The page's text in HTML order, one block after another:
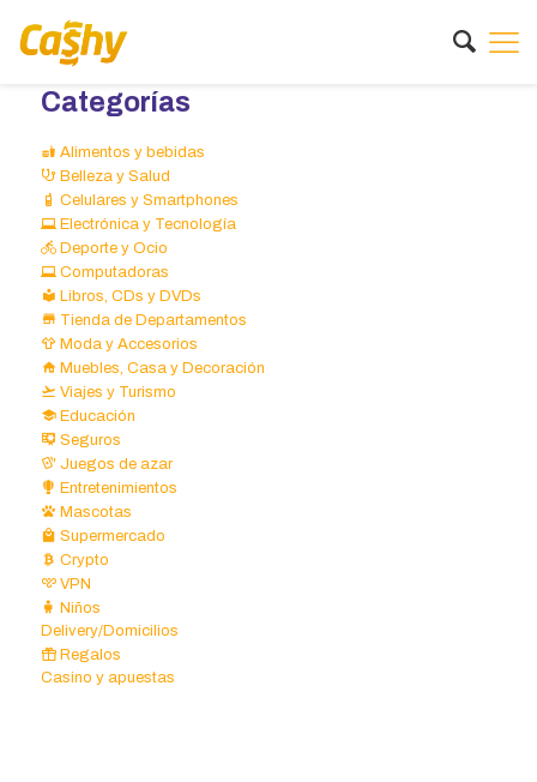
Categorías
Alimentos y bebidas
Belleza y Salud
Celulares y Smartphones
Electrónica y Tecnología
Deporte y Ocio
Computadoras
Libros, CDs y DVDs
Tienda de Departamentos
Moda y Accesorios
Muebles, Casa y Decoración
Viajes y Turismo
Educación
Seguros
Juegos de azar
Entretenimientos
Mascotas
Supermercado
Crypto
VPN
Niños
Delivery/Domicilios
Regalos
Casino y apuestas